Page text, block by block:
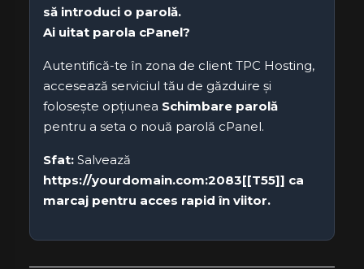
să introduci o parolă.
Ai uitat parola cPanel?
Autentifică-te în zona de client TPC Hosting,
accesează serviciul tău de găzduire și
folosește opțiunea Schimbare parolă
pentru a seta o nouă parolă cPanel.
Sfat: Salvează
https://yourdomain.com:2083[[T55]] ca
marcaj pentru acces rapid în viitor.